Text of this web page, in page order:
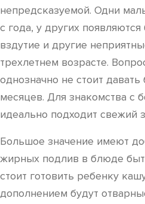
непредсказуемой. Одни
с года, у других
вздутие и другие
трехлетнем возрасте.
однозначно не стоит
месяцев. Для знакомства с
идеально подходит свежий
Большое значение имеют
жирных подлив в блюде
стоит готовить ребенку
дополнением будут